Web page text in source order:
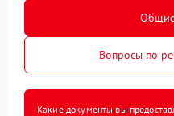
Вопросы по
Какие документы вы